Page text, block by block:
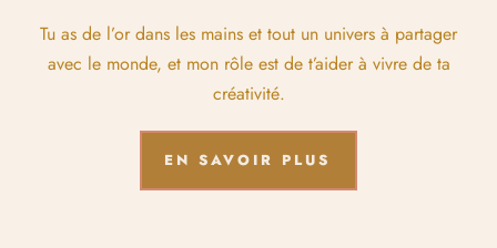
Tu as de l’or dans les mains et tout un univers à partager
avec le monde, et mon rôle est de t’aider à vivre de ta
créativité.
EN SAVOIR PLUS